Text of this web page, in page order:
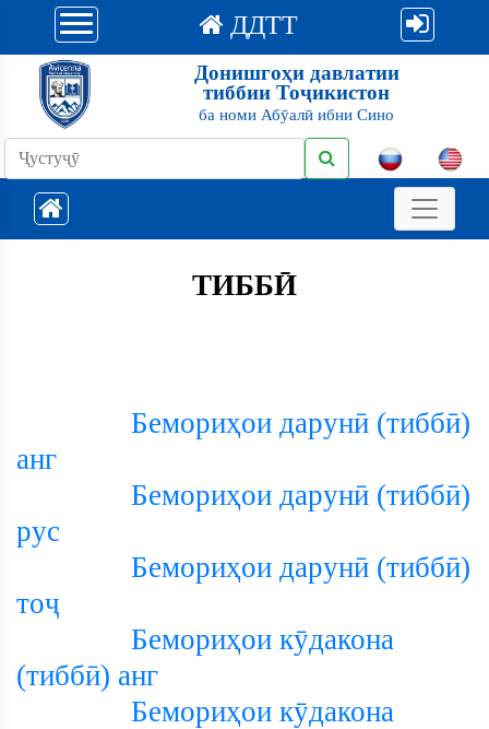
ДДТТ
Донишгоҳи давлатии
тиббии Тоҷикистон
ба номи Абӯалӣ ибни Сино
ТИББӢ
Бемориҳои дарунӣ (тиббӣ)
анг
Бемориҳои дарунӣ (тиббӣ)
рус
Бемориҳои дарунӣ (тиббӣ)
тоҷ
Бемориҳои кӯдакона
(тиббӣ) анг
Бемориҳои кӯдакона